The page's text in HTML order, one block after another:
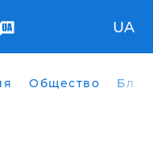
UA
Общество